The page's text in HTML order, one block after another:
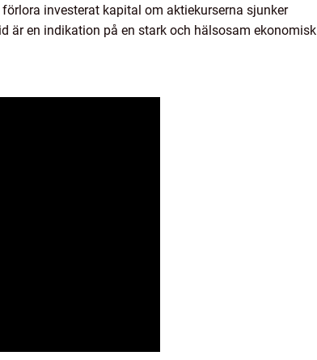
investerat kapital om aktiekurserna sjunker
är en indikation på en stark och hälsosam ekonomisk